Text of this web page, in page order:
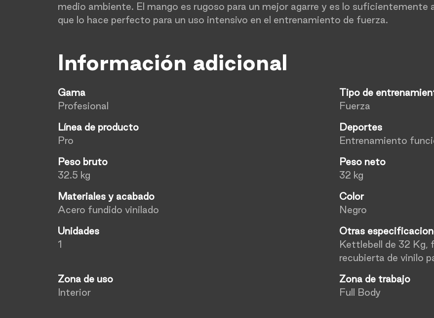
medio ambiente. El mango es rugoso para un mejor agarre y es lo
que lo hace perfecto para un uso intensivo en el entrenamiento de fuerza.
Información adicional
Gama
Profesional
Tipo de
Fuerza
Línea de producto
Pro
Deportes
Entrenamiento
Peso bruto
32.5 kg
Peso neto
32 kg
Materiales y acabado
Acero fundido vinilado
Color
Negro
Unidades
1
Otras
Kettlebell de 32 Kg,
recubierta de vinilo
Zona de uso
Interior
Zona de trabajo
Full Body